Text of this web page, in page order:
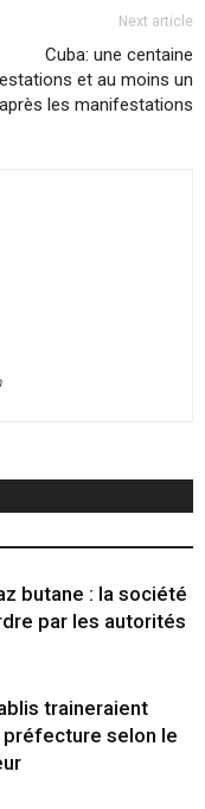
Next article
Cuba: une centaine
et au moins un
les manifestations
butane : la société
par les autorités
traineraient
selon le